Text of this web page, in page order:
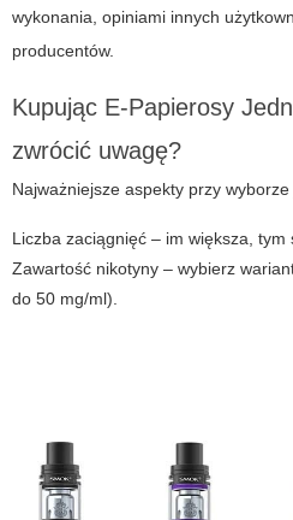
wykonania, opiniami innych
producentów.
Kupując E-Papierosy
zwrócić uwagę?
Najważniejsze aspekty przy
Liczba zaciągnięć – im większa, tym
Zawartość nikotyny – wybierz
do 50 mg/ml).